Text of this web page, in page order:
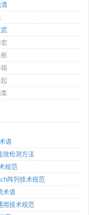
清
武
柔
语
效检测方法
规范
阵列技术规范
术语
用技术规范